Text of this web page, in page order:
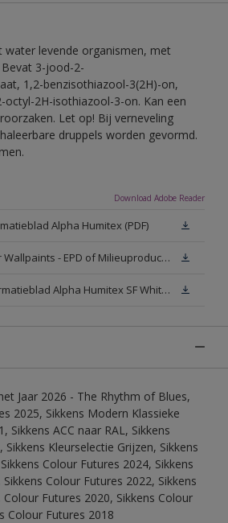
water levende organismen, met
3-jood-2-
1,2-benzisothiazool-3(2H)-on,
octyl-2H-isothiazool-3-on. Kan een
Let op! Bij verneveling
druppels worden gevormd.
Download Adobe Reader
Alpha Humitex (PDF)
Sikkens Interior Wallpaints - EPD of Milieuproductverklaring
Veiligheidsinformatieblad Alpha Humitex SF White W05 (MSDS)
Jaar 2026 - The Rhythm of Blues,
2025, Sikkens Modern Klassieke
Sikkens ACC naar RAL, Sikkens
Sikkens Kleurselectie Grijzen, Sikkens
Colour Futures 2024, Sikkens
Colour Futures 2022, Sikkens
Futures 2020, Sikkens Colour
Colour Futures 2018